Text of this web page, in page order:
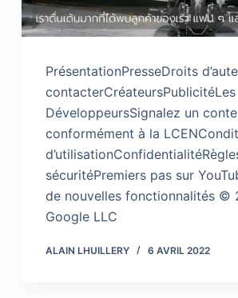
PrésentationPresseDroits
contacterCréateursPublicitéLes
DéveloppeursSignalez un
conformément à la
sécuritéPremiers pas sur
de nouvelles fonctionnalités ©
Google LLC
ALAIN LHUILLERY 6 AVRIL 2022